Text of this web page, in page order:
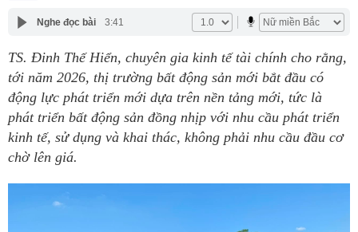
Nghe đọc bài 3:41
TS. Đinh Thế Hiển, chuyên gia kinh tế tài chính cho rằng,
tới năm 2026, thị trường bất động sản mới bắt đầu có
động lực phát triển mới dựa trên nền tảng mới, tức là
phát triển bất động sản đồng nhịp với nhu cầu phát triển
kinh tế, sử dụng và khai thác, không phải nhu cầu đầu cơ
chờ lên giá.